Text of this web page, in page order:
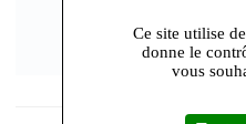
Ce site utilise
donne le
vous